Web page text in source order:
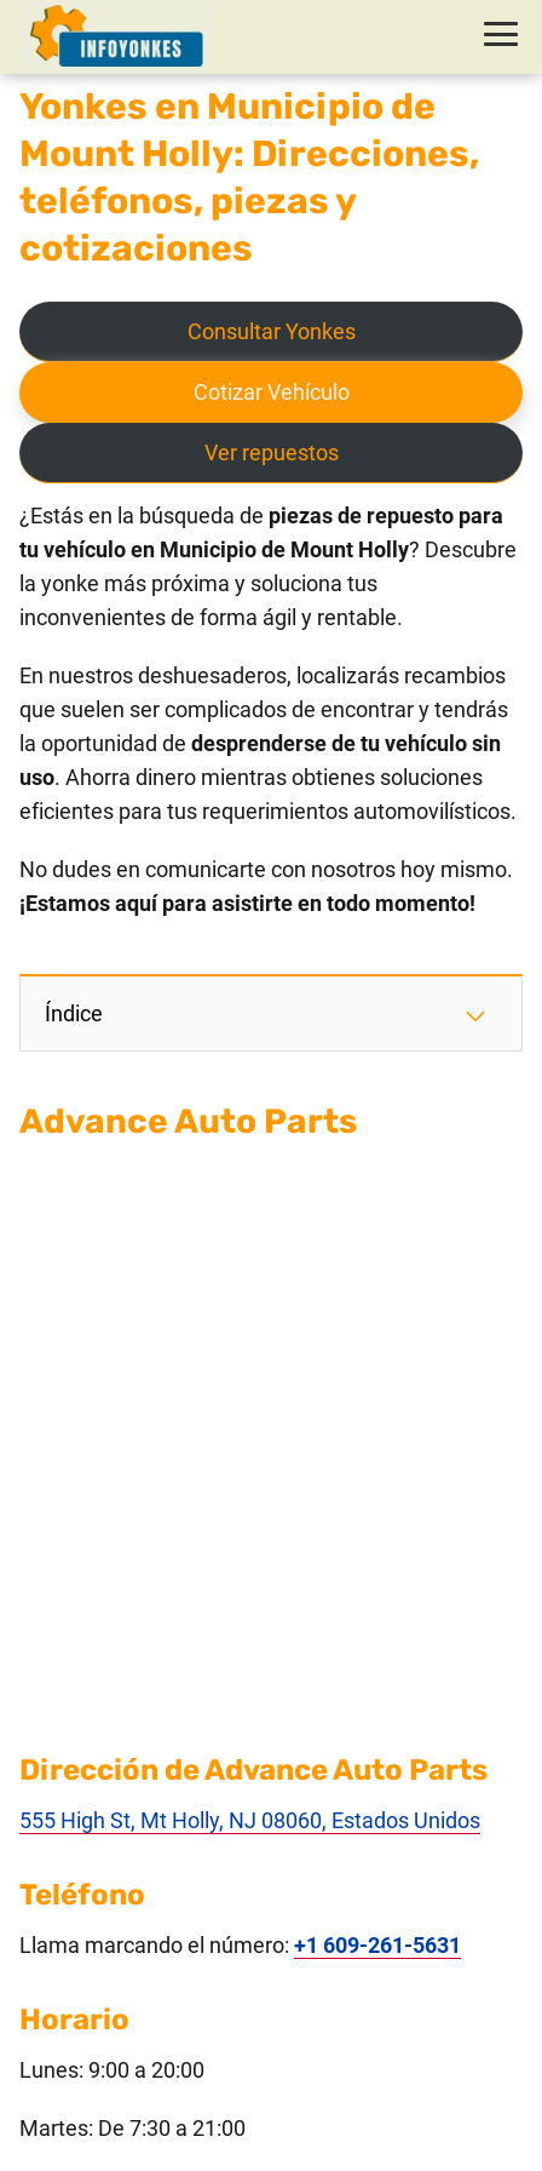
Yonkes en Municipio de
Mount Holly: Direcciones,
teléfonos, piezas y
cotizaciones
Consultar Yonkes
Cotizar Vehículo
Ver repuestos
¿Estás en la búsqueda de piezas de repuesto para
tu vehículo en Municipio de Mount Holly? Descubre
la yonke más próxima y soluciona tus
inconvenientes de forma ágil y rentable.
En nuestros deshuesaderos, localizarás recambios
que suelen ser complicados de encontrar y tendrás
la oportunidad de desprenderse de tu vehículo sin
uso. Ahorra dinero mientras obtienes soluciones
eficientes para tus requerimientos automovilísticos.
No dudes en comunicarte con nosotros hoy mismo.
¡Estamos aquí para asistirte en todo momento!
Índice
Advance Auto Parts
Dirección de Advance Auto Parts
555 High St, Mt Holly, NJ 08060, Estados Unidos
Teléfono
Llama marcando el número: +1 609-261-5631
Horario
Lunes: 9:00 a 20:00
Martes: De 7:30 a 21:00